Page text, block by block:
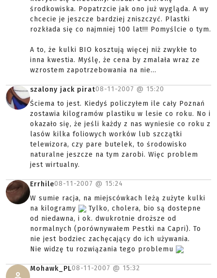
środkowiska. Popatrzcie jak ono już wygląda. A wy
chcecie je jeszcze bardziej zniszczyć. Plastki
rozkłada się co najmniej 100 lat!!! Pomyślcie o tym.
A to, że kulki BIO kosztują więcej niż zwykłe to
inna kwestia. Myślę, że cena by zmalała wraz ze
wzrostem zapotrzebowania na nie...
szalony jack pirat08-11-2007 @ 15:20
Ściema to jest. Kiedyś policzyłem ile cały Poznań
zostawia kilogramów plastiku w lesie co roku. No i
okazało się, że jeśli każdy z nas wyniesie co roku z
lasów kilka foliowych worków lub szczątki
telewizora, czy pare butelek, to środowisko
naturalne jeszcze na tym zarobi. Więc problem
jest wirtualny.
Errhile08-11-2007 @ 15:24
W sumie racja, na miejscówkach leżą zużyte kulki
na kilogramy
Tylko, cholera, bio są dostepne
od niedawna, i ok. dwukrotnie droższe od
normalnych (porównywałem Pestki na Capri). To
nie jest bodziec zachęcający do ich używania.
Nie widzę tu rozwiązania tego problemu
Mohawk_PL08-11-2007 @ 15:32